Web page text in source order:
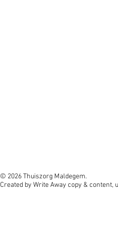
© 2026 Thuiszorg Maldegem.
Created by Write Away copy & content,